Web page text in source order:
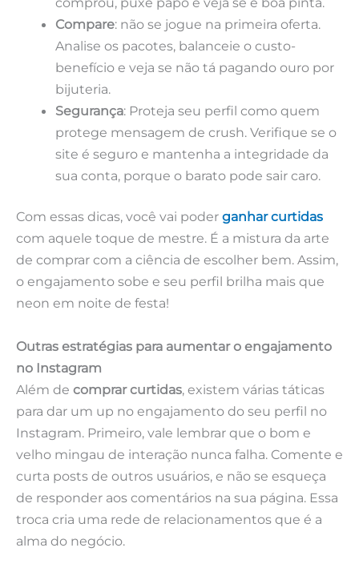
Compare: não se jogue na primeira oferta.
Analise os pacotes, balanceie o custo-
benefício e veja se não tá pagando ouro por
bijuteria.
Segurança: Proteja seu perfil como quem
protege mensagem de crush. Verifique se o
site é seguro e mantenha a integridade da
sua conta, porque o barato pode sair caro.
Com essas dicas, você vai poder ganhar curtidas
com aquele toque de mestre. É a mistura da arte
de comprar com a ciência de escolher bem. Assim,
o engajamento sobe e seu perfil brilha mais que
neon em noite de festa!
Outras estratégias para aumentar o engajamento
no Instagram
Além de comprar curtidas, existem várias táticas
para dar um up no engajamento do seu perfil no
Instagram. Primeiro, vale lembrar que o bom e
velho mingau de interação nunca falha. Comente e
curta posts de outros usuários, e não se esqueça
de responder aos comentários na sua página. Essa
troca cria uma rede de relacionamentos que é a
alma do negócio.